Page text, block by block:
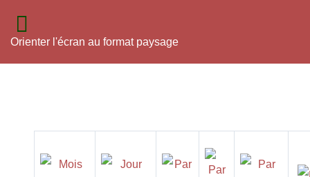
Orienter l'écran au format paysage